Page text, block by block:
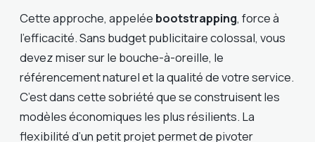
Cette approche, appelée bootstrapping, force à
l’efficacité. Sans budget publicitaire colossal, vous
devez miser sur le bouche-à-oreille, le
référencement naturel et la qualité de votre service.
C’est dans cette sobriété que se construisent les
modèles économiques les plus résilients. La
flexibilité d’un petit projet permet de pivoter